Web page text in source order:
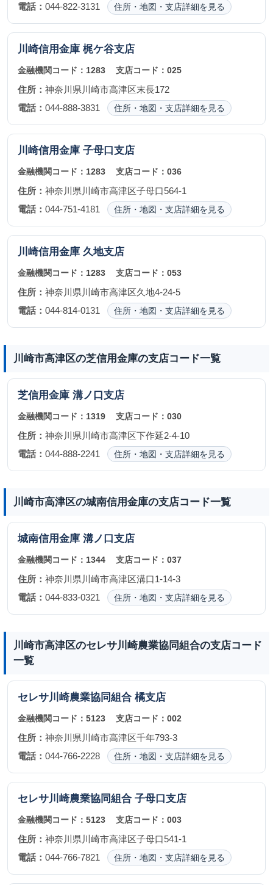
電話： 044-822-3131 住所・地図・支店詳細を見る
川崎信用金庫 梶ケ谷支店
金融機関コード： 1283 支店コード：025
住所： 神奈川県川崎市高津区末長172
電話： 044-888-3831 住所・地図・支店詳細を見る
川崎信用金庫 子母口支店
金融機関コード： 1283 支店コード：036
住所： 神奈川県川崎市高津区子母口564-1
電話： 044-751-4181 住所・地図・支店詳細を見る
川崎信用金庫 久地支店
金融機関コード： 1283 支店コード：053
住所： 神奈川県川崎市高津区久地4-24-5
電話： 044-814-0131 住所・地図・支店詳細を見る
川崎市高津区の芝信用金庫の支店コード一覧
芝信用金庫 溝ノ口支店
金融機関コード： 1319 支店コード：030
住所： 神奈川県川崎市高津区下作延2-4-10
電話： 044-888-2241 住所・地図・支店詳細を見る
川崎市高津区の城南信用金庫の支店コード一覧
城南信用金庫 溝ノ口支店
金融機関コード： 1344 支店コード：037
住所： 神奈川県川崎市高津区溝口1-14-3
電話： 044-833-0321 住所・地図・支店詳細を見る
川崎市高津区のセレサ川崎農業協同組合の支店コード
一覧
セレサ川崎農業協同組合 橘支店
金融機関コード： 5123 支店コード：002
住所： 神奈川県川崎市高津区千年793-3
電話： 044-766-2228 住所・地図・支店詳細を見る
セレサ川崎農業協同組合 子母口支店
金融機関コード： 5123 支店コード：003
住所： 神奈川県川崎市高津区子母口541-1
電話： 044-766-7821 住所・地図・支店詳細を見る